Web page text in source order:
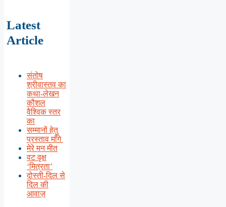
Latest
Article
संतोष
श्रीवास्तव का
कथा-लेखन
कौशल
वैश्विक स्तर
का
सम्मानों हेतु
प्रस्ताव माँगे
मेरे मन मीत
वट वृक्ष
‘मित्रता’
दोस्ती-दिल से
दिल की
आवाज़